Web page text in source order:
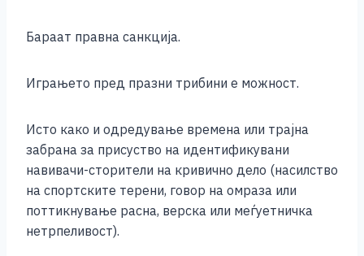
Бараат правна санкција.
Играњето пред празни трибини е можност.
Исто како и одредување времена или трајна
забрана за присуство на идентификувани
навивачи-сторители на кривично дело (насилство
на спортските терени, говор на омраза или
поттикнување расна, верска или меѓуетничка
нетрпеливост).